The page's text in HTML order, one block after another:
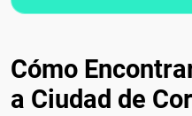
Cómo
a Ciudad de